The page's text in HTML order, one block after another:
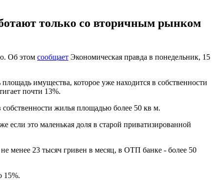
только со вторичным рынком
Об этом сообщает Экономическая правда в понедельник, 15
имущества, которое уже находится в собственности
почти 13%.
жилья площадью более 50 кв м.
если это маленькая доля в старой приватизированной
менее 23 тысяч гривен в месяц, в ОТП банке - более 50
15%.